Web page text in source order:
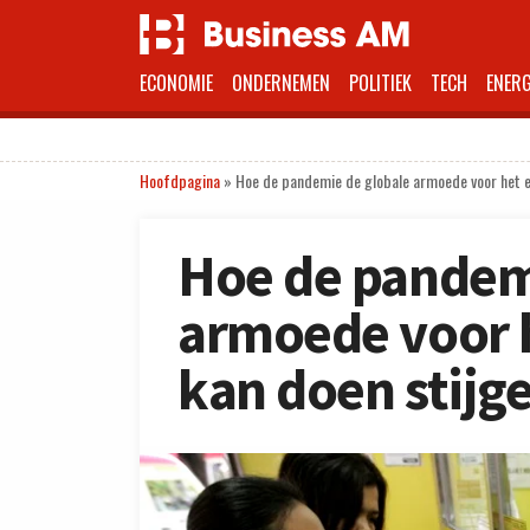
ECONOMIE ONDERNEMEN POLITIEK TECH
Hoofdpagina» Hoe de pandemie de globale armoede voor
Hoe de
armoede voor
kan doen